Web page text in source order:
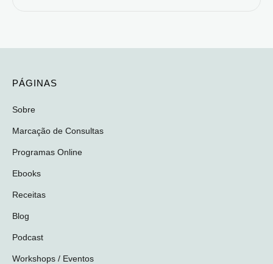
PÁGINAS
Sobre
Marcação de Consultas
Programas Online
Ebooks
Receitas
Blog
Podcast
Workshops / Eventos